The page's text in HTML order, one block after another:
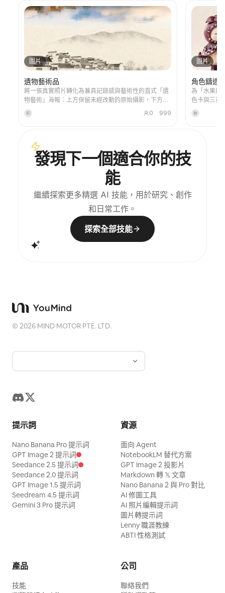
圖片
遺物藝術品
將一張真實照片轉化為兼具記錄感與藝術性的直式「遺
物藝術」海報：上方保留未經改動的原始攝影，下方以
溫暖紙張或克制的光影空間，壓縮出一枚源自照片的記
憶性圖形。它不是普通插畫或裝飾海報，而是用少量墨
係，讓主體即使在縮圖中也能保持辨識度。畫面整體強
調安靜、克制和現代版畫般的質感，色彩從原圖提取，
以深藍、墨黑、灰綠、石色或低飽和暖色為主，並在合
適時加入一處微小的暖色標記。標題通常保持極小、詩
影遺物系列、建築與城市影像海報、抽象編輯攝影、畫
廊感照片封面，以及適用於抖音等行動端傳播的視覺系
列。最終作品會保留原照片的真實內容，同時在下方建
立一個具有穩定系列感的「記憶印記」，讓每張照片都
擁有獨立的情緒和可延展的視覺身份。
积 0 999
圖片
角色鑄造
為「水果的
色卡與三視
主模板錨
能，能合
鲜
發現下一個適合你的技
能
繼續探索更多精選 AI 技能，用於研究、創作
和日常工作。
探索全部技能
©2026 MIND MOTOR PTE. LTD.
提示詞
Nano Banana Pro 提示詞
GPT Image 2 提示詞
Seedance 2.5 提示詞
Seedance 2.0 提示詞
GPT Image 1.5 提示詞
Seedream 4.5 提示詞
Gemini 3 Pro 提示詞
資源
面向 Agent
NotebookLM 替代方案
GPT Image 2 投影片
Markdown 轉 𝕏 文章
Nano Banana 2 與 Pro 對比
AI 修圖工具
AI 照片編輯提示詞
圖片轉提示詞
Lenny 職涯教練
ABTI 性格測試
產品
技能
公司
聯絡我們